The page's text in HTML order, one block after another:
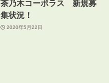
茶乃木コーポラス 新規募
集状況！
2020年5月22日